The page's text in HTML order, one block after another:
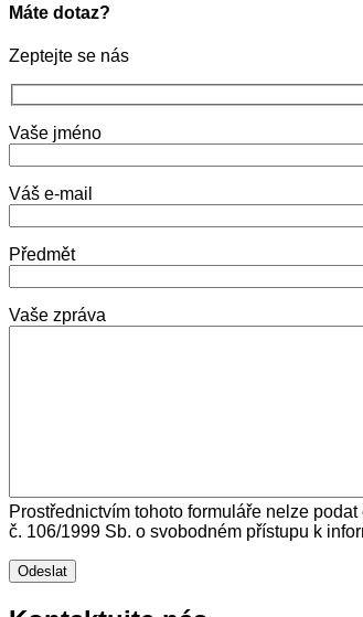
Máte dotaz?
Zeptejte se nás
Vaše jméno
Váš e-mail
Předmět
Vaše zpráva
Prostřednictvím tohoto formuláře nelze
č. 106/1999 Sb. o svobodném přístupu k